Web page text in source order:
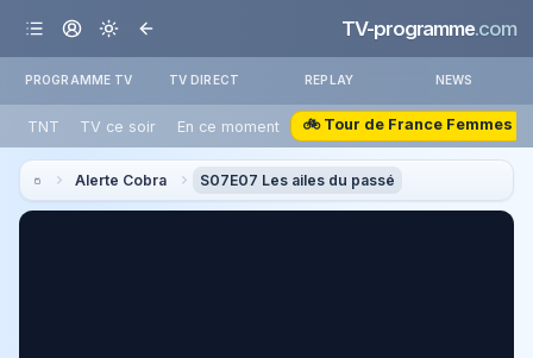
TV-programme.com
PROGRAMME TV TV DIRECT REPLAY NEWS
TNT TV ce soir En ce moment 🚲 Tour de France Femmes
Alerte Cobra S07E07 Les ailes du passé